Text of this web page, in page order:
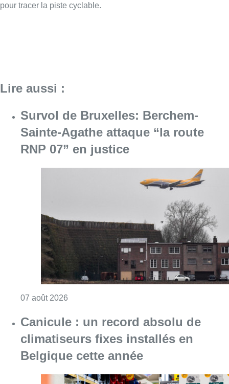
pour tracer la piste cyclable.
Lire aussi :
Survol de Bruxelles: Berchem-
Sainte-Agathe attaque “la route
RNP 07” en justice
07 août 2026
Canicule : un record absolu de
climatiseurs fixes installés en
Belgique cette année